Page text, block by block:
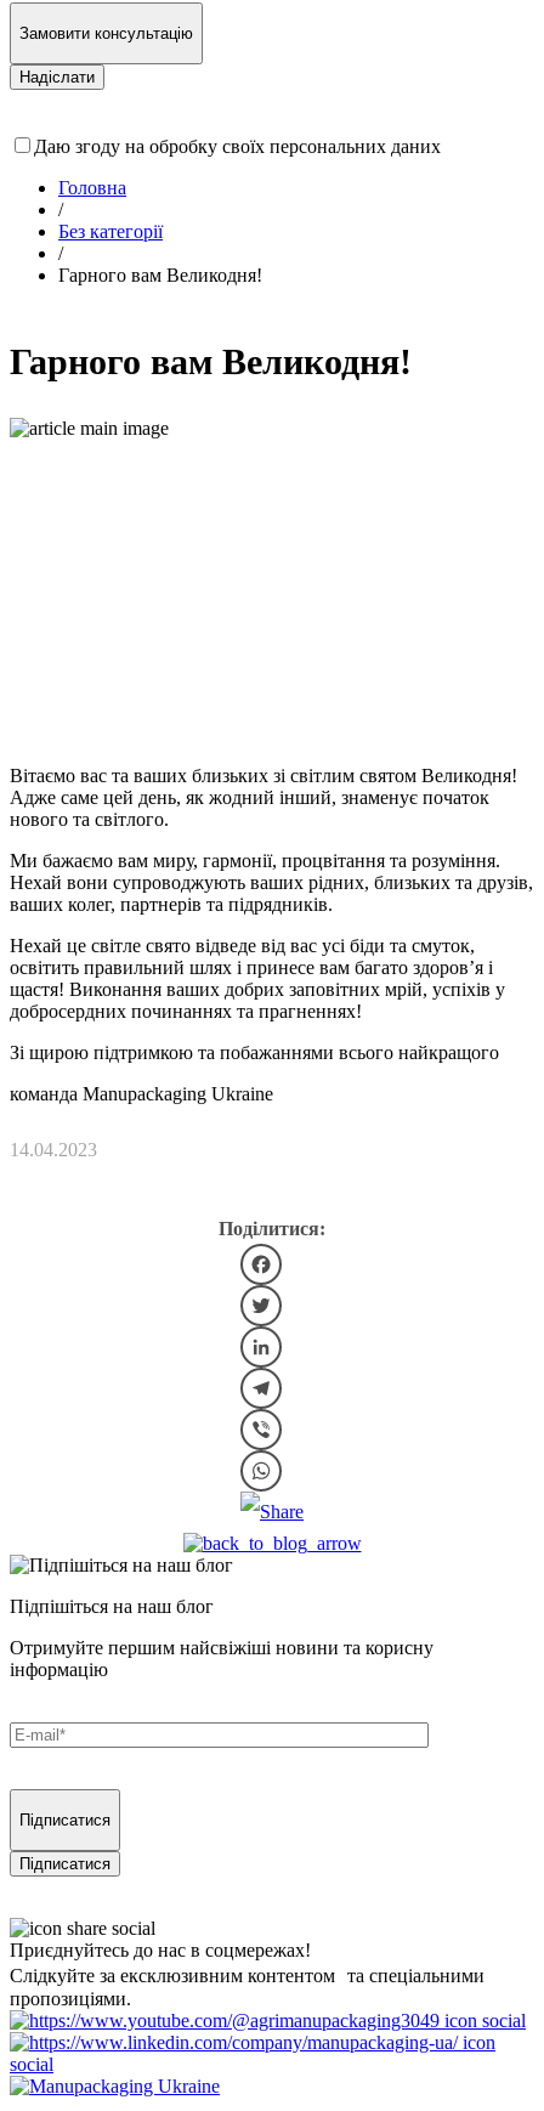
Замовити консультацію
Даю згоду на обробку своїх персональних даних
Головна
/
Без категорії
/
Гарного вам Великодня!
Гарного вам Великодня!
Вітаємо вас та ваших близьких зі світлим святом Великодня!
Адже саме цей день, як жодний інший, знаменує початок
нового та світлого.
Ми бажаємо вам миру, гармонії, процвітання та розуміння.
Нехай вони супроводжують ваших рідних, близьких та друзів,
ваших колег, партнерів та підрядників.
Нехай це світле свято відведе від вас усі біди та смуток,
освітить правильний шлях і принесе вам багато здоров’я і
щастя! Виконання ваших добрих заповітних мрій, успіхів у
добросердних починаннях та прагненнях!
Зі щирою підтримкою та побажаннями всього найкращого
команда Manupackaging Ukraine
14.04.2023
Поділитися:
Facebook
Twitter
LinkedIn
Telegram
Viber
WhatsApp
Підпішіться на наш блог
Отримуйте першим найсвіжіші новини та корисну
інформацію
Підписатися
Приєднуйтесь до нас в соцмережах!
Слідкуйте за ексклюзивним контентом та спеціальними
пропозиціями.